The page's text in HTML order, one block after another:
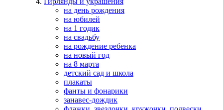
на день рождения
на юбилей
на 1 годик
на свадьбу
на рождение ребенка
на новый год
на 8 марта
детский сад и школа
плакаты
фанты и фонарики
занавес-дождик